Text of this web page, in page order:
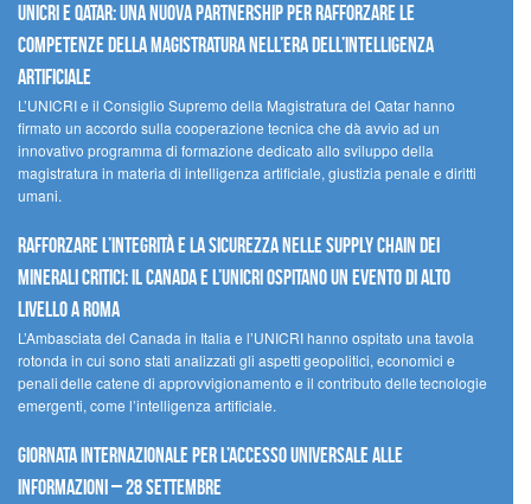
UNICRI e Qatar: una nuova partnership per rafforzare le
competenze della magistratura nell’era dell’intelligenza
artificiale
L’UNICRI e il Consiglio Supremo della Magistratura del Qatar hanno
firmato un accordo sulla cooperazione tecnica che dà avvio ad un
innovativo programma di formazione dedicato allo sviluppo della
magistratura in materia di intelligenza artificiale, giustizia penale e diritti
umani.
Rafforzare l’integrità e la sicurezza nelle supply chain dei
minerali critici: il Canada e l’UNICRI ospitano un evento di alto
livello a Roma
L’Ambasciata del Canada in Italia e l’UNICRI hanno ospitato una tavola
rotonda in cui sono stati analizzati gli aspetti geopolitici, economici e
penali delle catene di approvvigionamento e il contributo delle tecnologie
emergenti, come l’intelligenza artificiale.
Giornata internazionale per l’accesso universale alle
informazioni – 28 settembre